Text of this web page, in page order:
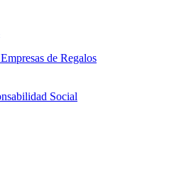
de Regalos
Social